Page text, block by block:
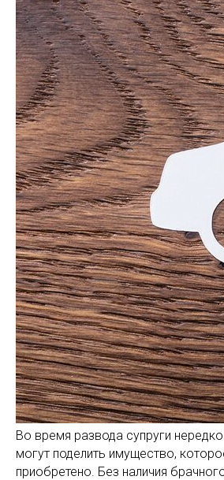
Во время развода супруги
могут поделить имущество,
приобретено. Без наличия